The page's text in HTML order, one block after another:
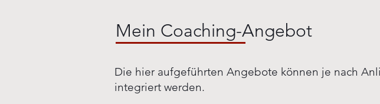
Die hier aufgeführten Angebote können je nach
integriert werden.
Mein Coaching-Angebot